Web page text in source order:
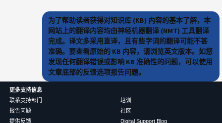
为了帮助读者获得对知识库 (KB) 内容的基本了解，本
网站上的翻译内容均由神经机器翻译 (NMT) 工具翻译
完成。译文多采用直译，且有些字词的翻译可能不甚
准确。要查看原始的 KB 内容，请浏览英文版本。如您
发现任何翻译错误或影响 KB 准确性的问题，可以使用
文章底部的反馈选项报告问题。
更多支持信息
联系支持部门
报告问题
提供反馈
培训
社区
Digital Support Blog